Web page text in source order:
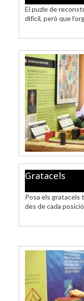
El puzle de
difícil, però que
Gratacels
Posa els
des de cada